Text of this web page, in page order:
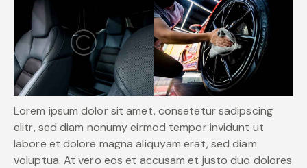
Lorem ipsum dolor sit amet, consetetur sadipscing
elitr, sed diam nonumy eirmod tempor invidunt ut
labore et dolore magna aliquyam erat, sed diam
voluptua. At vero eos et accusam et justo duo dolores